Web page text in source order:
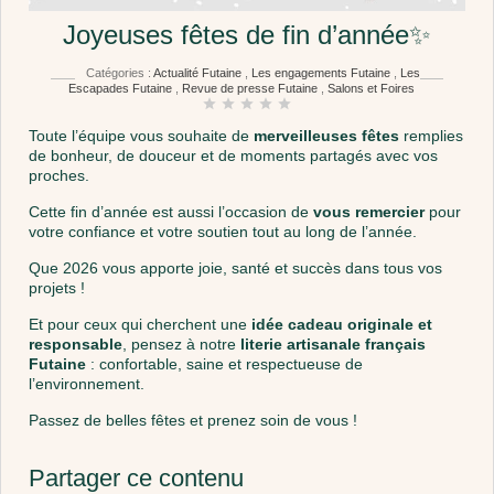
Joyeuses fêtes de fin d’année✨
Catégories : Actualité Futaine, Les engagements Futaine,
Les
Escapades Futaine
Revue de presse Futaine Salons et Foires
star star star star star
Toute l’équipe vous souhaite de merveilleuses fêtes remplies
de bonheur, de douceur et de moments partagés avec vos
proches.
Cette fin d’année est aussi l’occasion de vous remercierpour
votre confiance et votre soutien tout au long de l’année.
Que 2026 vous apporte joie, santé et succès dans tous vos
projets !
Et pour ceux qui cherchent une idée cadeau originale et
responsable pensez à notre literie artisanale français
Futaine : confortable, saine et respectueuse de
l’environnement.
Passez de belles fêtes et prenez soin de vous !
Partager ce contenu